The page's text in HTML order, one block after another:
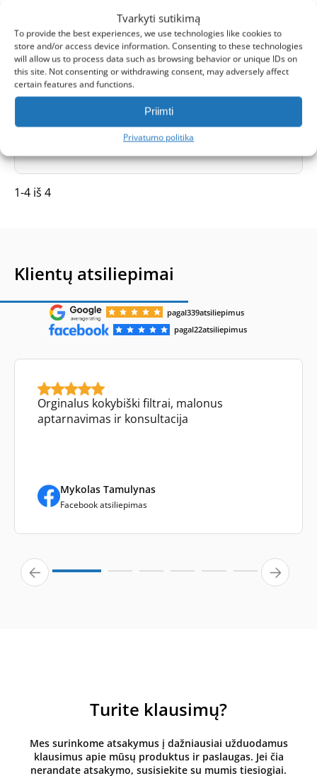
Tvarkyti sutikimą
To provide the best experiences, we use technologies like cookies to
store and/or access device information. Consenting to these technologies
will allow us to process data such as browsing behavior or unique IDs on
this site. Not consenting or withdrawing consent, may adversely affect
certain features and functions.
Priimti
Privatumo politika
2 komplektai
4%
3 komplektai
8%
4+ komplektai
12%
Išsiuntimas: 1-2 darbo dienos
Į krepšelį -
- 330
1-4 iš 4
Klientų atsiliepimai
pagal339atsiliepimus
pagal22atsiliepimus
Orginalus kokybiški filtrai, malonus
aptarnavimas ir konsultacija
Mykolas Tamulynas
Facebook atsiliepimas
Turite klausimų?
Mes surinkome atsakymus į dažniausiai užduodamus
klausimus apie mūsų produktus ir paslaugas. Jei čia
nerandate atsakymo, susisiekite su mumis tiesiogiai.